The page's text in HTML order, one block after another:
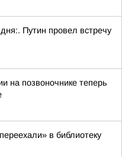
Путин провел встречу
на позвоночнике теперь
в библиотеку